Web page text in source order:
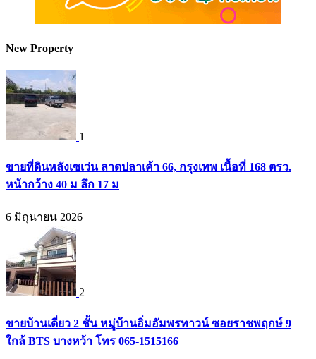
New Property
1
ขายที่ดินหลังเซเว่น ลาดปลาเค้า 66, กรุงเทพ เนื้อที่ 168 ตรว.
หน้ากว้าง 40 ม ลึก 17 ม
6 มิถุนายน 2026
2
ขายบ้านเดี่ยว 2 ชั้น หมู่บ้านอิ่มอัมพรทาวน์ ซอยราชพฤกษ์ 9
ใกล้ BTS บางหว้า โทร 065-1515166